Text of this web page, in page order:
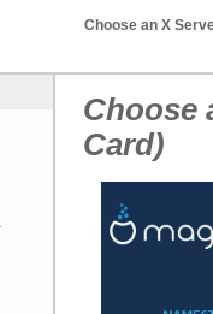
Choose an X
Choose
Card)